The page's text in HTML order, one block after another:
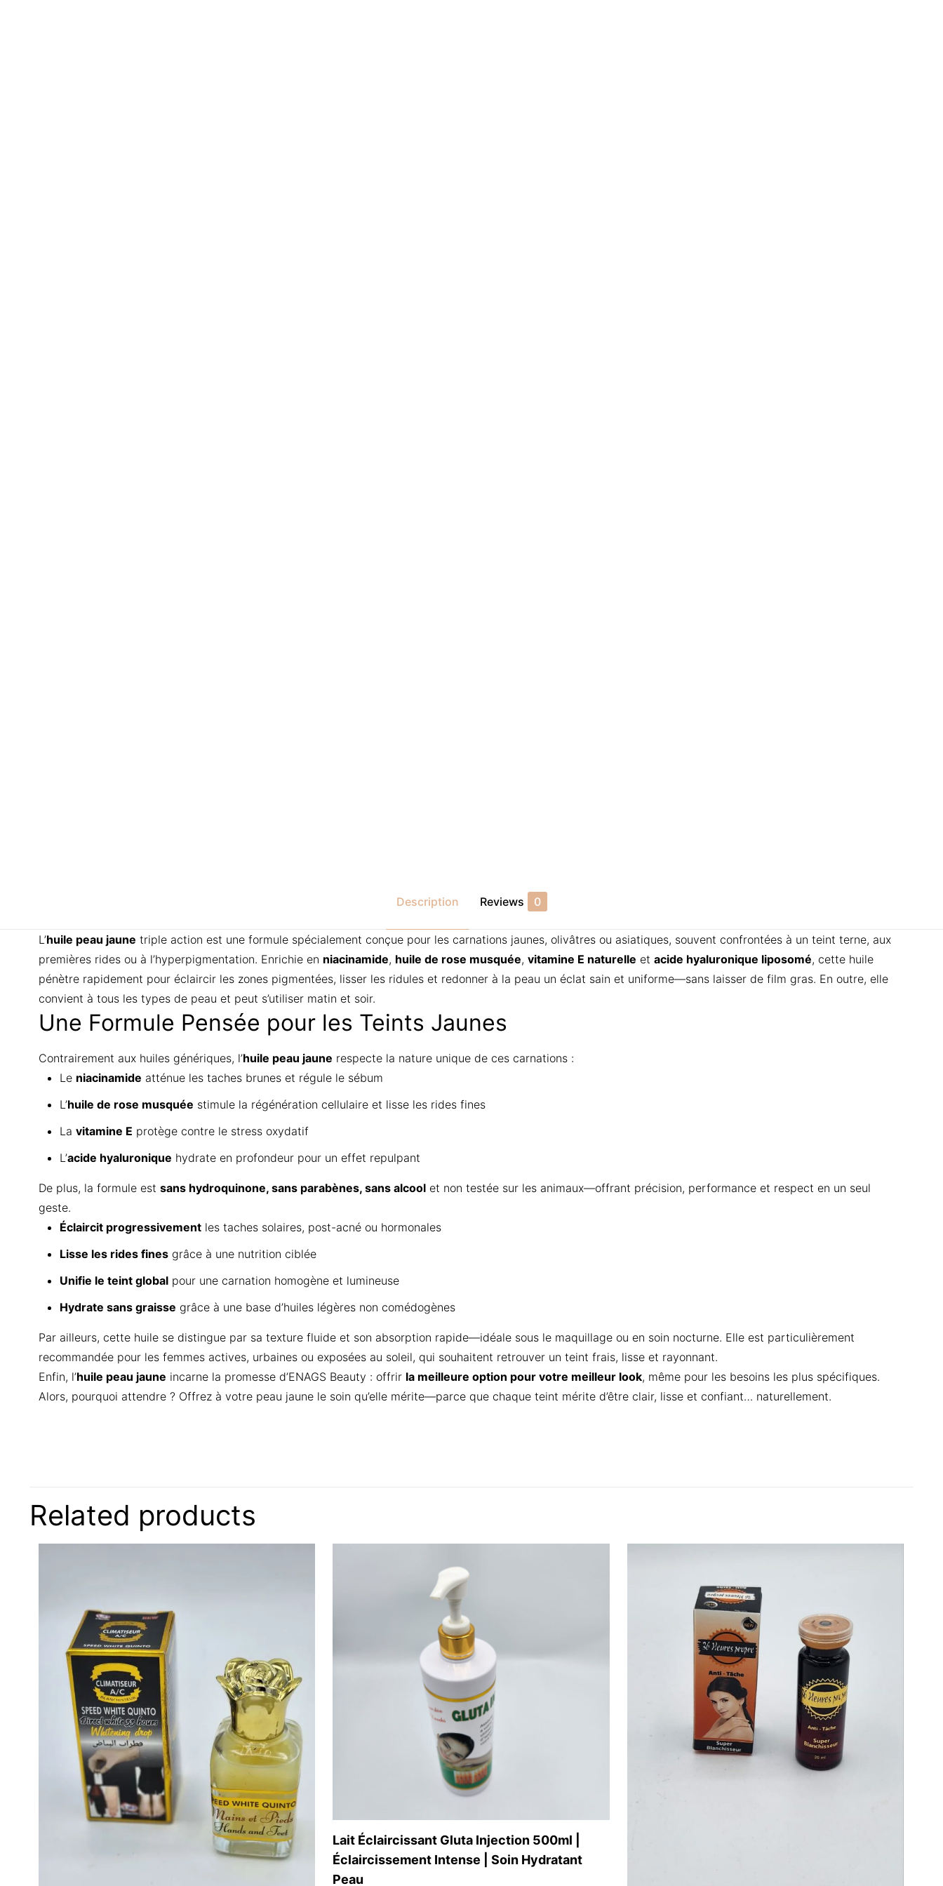
Description Reviews 0
L’huile peau jaune triple action est une formule spécialement conçue pour les carnations jaunes, olivâtres ou asiatiques, souvent confrontées à un teint terne, aux
premières rides ou à l’hyperpigmentation. Enrichie en niacinamide, huile de rose musquée, vitamine E naturelle et acide hyaluronique liposomé, cette huile
pénètre rapidement pour éclaircir les zones pigmentées, lisser les ridules et redonner à la peau un éclat sain et uniforme—sans laisser de film gras. En outre, elle
convient à tous les types de peau et peut s’utiliser matin et soir.
Une Formule Pensée pour les Teints Jaunes
Contrairement aux huiles génériques, l’huile peau jaune respecte la nature unique de ces carnations :
Le niacinamide atténue les taches brunes et régule le sébum
L’huile de rose musquée stimule la régénération cellulaire et lisse les rides fines
La vitamine E protège contre le stress oxydatif
L’acide hyaluronique hydrate en profondeur pour un effet repulpant
De plus, la formule est sans hydroquinone, sans parabènes, sans alcoolet non testée sur les animaux—offrant précision, performance et respect en un seul
geste.
Éclaircit progressivementles taches solaires, post-acné ou hormonales
Lisse les rides finesgrâce à une nutrition ciblée
Unifie le teint globalpour une carnation homogène et lumineuse
Hydrate sans graisse grâce à une base d’huiles légères non comédogènes
Par ailleurs, cette huile se distingue par sa texture fluide et son absorption rapide—idéale sous le maquillage ou en soin nocturne. Elle est particulièrement
recommandée pour les femmes actives, urbaines ou exposées au soleil, qui souhaitent retrouver un teint frais, lisse et rayonnant.
Enfin, l’huile peau jaune incarne la promesse d’ENAGS Beauty : offrir la meilleure option pour votre meilleur look, même pour les besoins les plus spécifiques.
Alors, pourquoi attendre ? Offrez à votre peau jaune le soin qu’elle mérite—parce que chaque teint mérite d’être clair, lisse et confiant… naturellement.
Be the first to review “1 Huile peau jaune triple action rajeunissant &
blanchisseur anti rides lisse.”
Name*
Save my name, email, and
next time I comment.
Related products
Lait Éclaircissant Gluta Injection 500ml |
Éclaircissement Intense | Soin Hydratant
Peau
Contactez-nous
Enags Beauty
39 Rue Simart
75018 Paris
France
Accueil
Boutique
À Propos de Nous
Contact
Commandes
Téléchargements
Adresses
Détails du Compte
Mot de passe perdu
Déconnexion